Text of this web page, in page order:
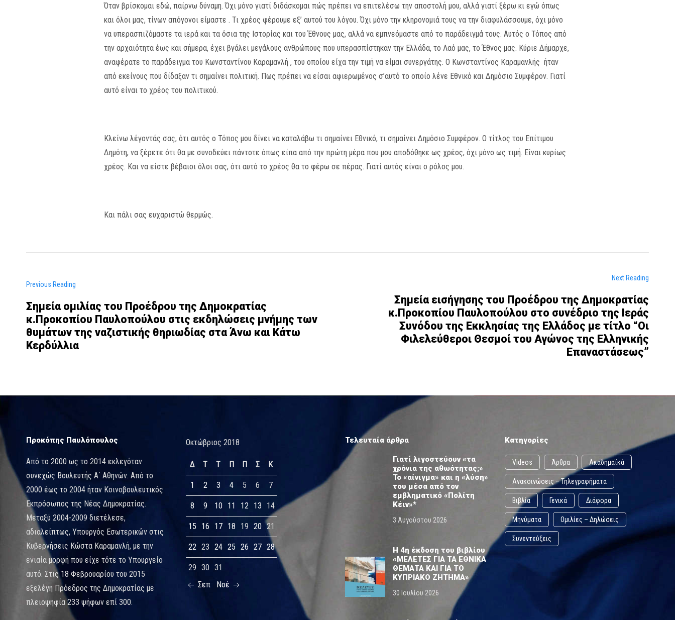
Όταν βρίσκομαι εδώ, παίρνω δύναμη. Όχι μόνο γιατί διδάσκομαι πώς πρέπει να επιτελέσω την αποστολή μου, αλλά γιατί ξέρω κι εγώ όπως
και όλοι μας, τίνων απόγονοι είμαστε . Τι χρέος φέρουμε εξ’ αυτού του λόγου. Όχι μόνο την κληρονομιά τους να την διαφυλάσσουμε, όχι μόνο
να υπερασπιζόμαστε τα ιερά και τα όσια της Ιστορίας και του Έθνους μας, αλλά να εμπνεόμαστε από το παράδειγμά τους. Αυτός ο Τόπος από
την αρχαιότητα έως και σήμερα, έχει βγάλει μεγάλους ανθρώπους που υπερασπίστηκαν την Ελλάδα, το Λαό μας, το Έθνος μας. Κύριε Δήμαρχε,
αναφέρατε το παράδειγμα του Κωνσταντίνου Καραμανλή , του οποίου είχα την τιμή να είμαι συνεργάτης. Ο Κωνσταντίνος Καραμανλής ήταν
από εκείνους που δίδαξαν τι σημαίνει πολιτική. Πως πρέπει να είσαι αφιερωμένος σ’αυτό το οποίο λένε Εθνικό και Δημόσιο Συμφέρον. Γιατί
αυτό είναι το χρέος του πολιτικού.
Κλείνω λέγοντάς σας, ότι αυτός ο Τόπος μου δίνει να καταλάβω τι σημαίνει Εθνικό, τι σημαίνει Δημόσιο Συμφέρον. Ο τίτλος του Επίτιμου
Δημότη, να ξέρετε ότι θα με συνοδεύει πάντοτε όπως είπα από την πρώτη μέρα που μου αποδόθηκε ως χρέος, όχι μόνο ως τιμή. Είναι κυρίως
χρέος. Και να είστε βέβαιοι όλοι σας, ότι αυτό το χρέος θα το φέρω σε πέρας. Γιατί αυτός είναι ο ρόλος μου.
Και πάλι σας ευχαριστώ θερμώς.
Previous Reading
Σημεία ομιλίας του Προέδρου της Δημοκρατίας
κ.Προκοπίου Παυλοπούλου στις εκδηλώσεις μνήμης των
θυμάτων της ναζιστικής θηριωδίας στα Άνω και Κάτω
Κερδύλλια
Next Reading
Σημεία εισήγησης του Προέδρου της Δημοκρατίας
κ.Προκοπίου Παυλοπούλου στο συνέδριο της Ιεράς
Συνόδου της Εκκλησίας της Ελλάδος με τίτλο “Οι
Φιλελεύθεροι Θεσμοί του Αγώνος της Ελληνικής
Επαναστάσεως”
Προκόπης Παυλόπουλος
Από το 2000 ως το 2014 εκλεγόταν
συνεχώς Βουλευτής Α΄ Αθηνών. Από το
2000 έως το 2004 ήταν Κοινοβουλευτικός
Εκπρόσωπος της Νέας Δημοκρατίας.
Μεταξύ 2004-2009 διετέλεσε,
αδιαλείπτως, Υπουργός Εσωτερικών στις
Κυβερνήσεις Κώστα Καραμανλή, με την
ενιαία μορφή που είχε τότε το Υπουργείο
αυτό. Στις 18 Φεβρουαρίου του 2015
εξελέγη Πρόεδρος της Δημοκρατίας με
πλειοψηφία 233 ψήφων επί 300.
Οκτώβριος 2018
Δ Τ Τ Π Π Σ Κ
1 2 3 4 5 6 7
8 9 10 11 12 13 14
15 16 17 18 19 20 21
22 23 24 25 26 27 28
29 30 31
Σεπ
Νοέ
Τελευταία άρθρα
Γιατί λιγοστεύουν «τα
χρόνια της αθωότητας;»
Το «αίνιγμα» και η «λύση»
του μέσα από τον
εμβληματικό «Πολίτη
Κέιν»*
3 Αυγούστου 2026
Η 4η έκδοση του βιβλίου
«ΜΕΛΕΤΕΣ ΓΙΑ ΤΑ ΕΘΝΙΚΑ
ΘΕΜΑΤΑ ΚΑΙ ΓΙΑ ΤΟ
ΚΥΠΡΙΑΚΟ ΖΗΤΗΜΑ»
30 Ιουλίου 2026
Κατηγορίες
Videos Άρθρα Ακαδημαϊκά
Ανακοινώσεις – Τηλεγραφήματα
Βιβλία Γενικά Διάφορα
Μηνύματα Ομιλίες – Δηλώσεις
Συνεντεύξεις